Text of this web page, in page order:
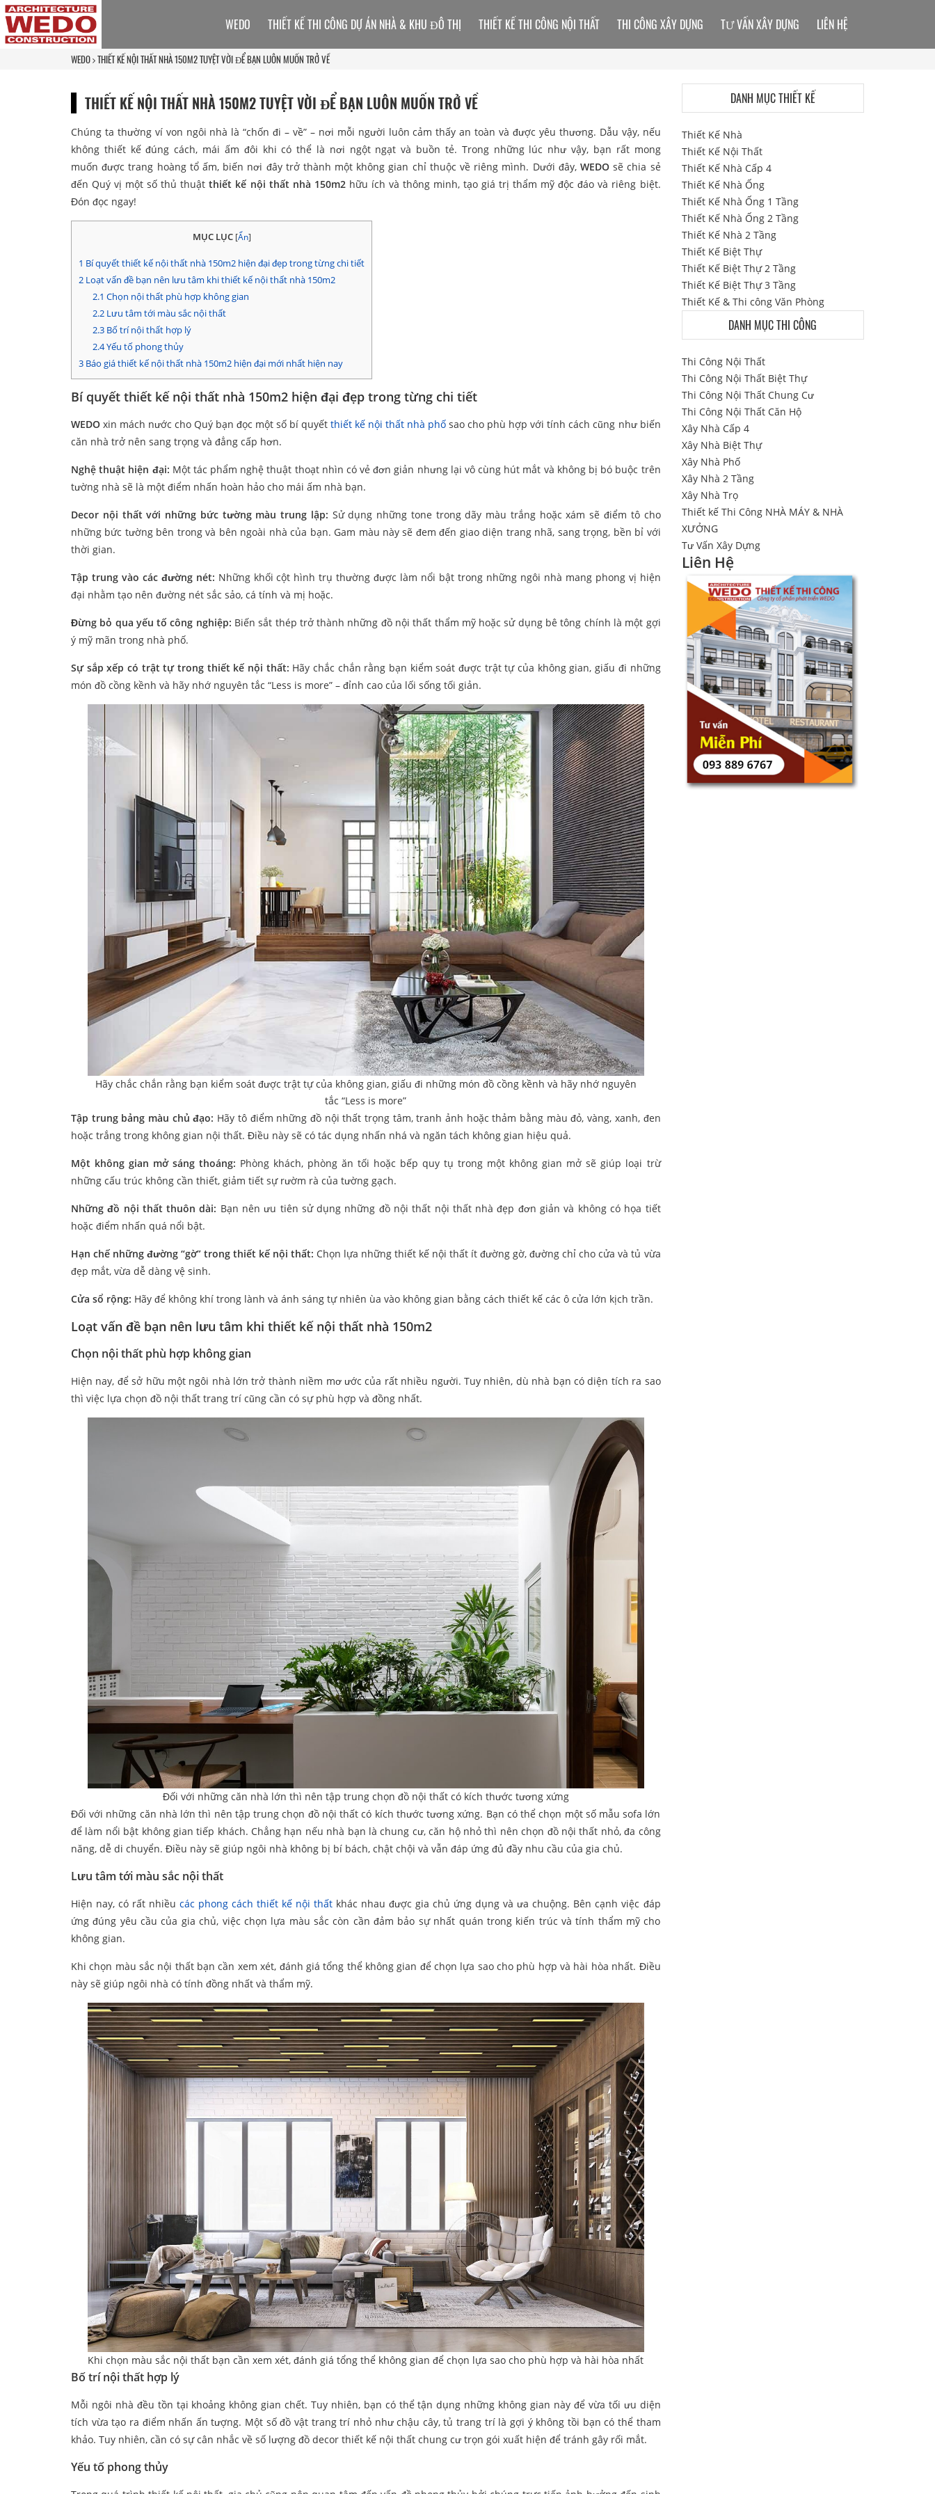
WEDO THIẾT KẾ NỘI THẤT NHÀ 150M2 TUYỆT VỜI ĐỂ BẠN LUÔN MUỐN TRỞ VỀ
THIẾT KẾ NỘI THẤT NHÀ 150M2 TUYỆT VỜI ĐỂ BẠN LUÔN MUỐN TRỞ VỀ
Chúng ta thường ví von ngôi nhà là “chốn đi – về” – nơi mỗi người luôn cảm thấy an toàn và được yêu thương. Dẫu vậy, nếu
không thiết kế đúng cách, mái ấm đôi khi có thể là nơi ngột ngạt và buồn tẻ. Trong những lúc như vậy, bạn rất mong
muốn được trang hoàng tổ ấm, biến nơi đây trở thành một không gian chỉ thuộc về riêng mình. Dưới đây, WEDOsẽ chia sẻ
đến Quý vị một số thủ thuậtthiết kế nội thất nhà 150m2hữu ích và thông minh, tạo giá trị thẩm mỹ độc đáo và riêng biệt.
Đón đọc ngay!
MỤC LỤC [Ẩn]
1 Bí quyết thiết kế nội thất nhà 150m2 hiện đại đẹp trong từng chi tiết
2 Loạt vấn đề bạn nên lưu tâm khi thiết kế nội thất nhà 150m2
2.1 Chọn nội thất phù hợp không gian
2.2Lưu tâm tới màu sắc nội thất
2.3Bố trí nội thất hợp lý
2.4Yếu tố phong thủy
3 Báo giá thiết kế nội thất nhà 150m2 hiện đại mới nhất hiện nay
Bí quyết thiết kế nội thất nhà 150m2 hiện đại đẹp trong từng chi tiết
WEDOxin mách nước cho Quý bạn đọc một số bí quyếtthiết kế nội thất nhà phố sao cho phù hợp với tính cách cũng như biến
căn nhà trở nên sang trọng và đẳng cấp hơn.
Nghệ thuật hiện đại: Một tác phẩm nghệ thuật thoạt nhìn có vẻ đơn giản nhưng lại vô cùng hút mắt và không bị bó buộc trên
tường nhà sẽ là một điểm nhấn hoàn hảo cho mái ấm nhà bạn.
Decor nội thất với những bức tường màu trung lập: Sử dụng những tone trong dãy màu trắng hoặc xám sẽ điểm tô cho
những bức tường bên trong và bên ngoài nhà của bạn. Gam màu này sẽ đem đến giao diện trang nhã, sang trọng, bền bỉ với
thời gian.
Tập trung vào các đường nét: Những khối cột hình trụ thường được làm nổi bật trong những ngôi nhà mang phong vị hiện
đại nhằm tạo nên đường nét sắc sảo, cá tính và mị hoặc.
Đừng bỏ qua yếu tố công nghiệp: Biến sắt thép trở thành những đồ nội thất thẩm mỹ hoặc sử dụng bê tông chính là một gợi
ý mỹ mãn trong nhà phố.
Sự sắp xếp có trật tự trong thiết kế nội thất: Hãy chắc chắn rằng bạn kiểm soát được trật tự của không gian, giấu đi những
món đồ cồng kềnh và hãy nhớ nguyên tắc “Less is more” – đỉnh cao của lối sống tối giản.
Hãy chắc chắn rằng bạn kiểm soát được trật tự của không gian, giấu đi những món đồ cồng kềnh và hãy nhớ nguyên
tắc “Less is more”
Tập trung bảng màu chủ đạo: Hãy tô điểm những đồ nội thất trọng tâm, tranh ảnh hoặc thảm bằng màu đỏ, vàng, xanh, đen
hoặc trắng trong không gian nội thất. Điều này sẽ có tác dụng nhấn nhá và ngăn tách không gian hiệu quả.
Một không gian mở sáng thoáng: Phòng khách, phòng ăn tối hoặc bếp quy tụ trong một không gian mở sẽ giúp loại trừ
những cấu trúc không cần thiết, giảm tiết sự rườm rà của tường gạch.
Những đồ nội thất thuôn dài: Bạn nên ưu tiên sử dụng những đồ nội thất nội thất nhà đẹp đơn giản và không có họa tiết
hoặc điểm nhấn quá nổi bật.
Hạn chế những đường “gờ” trong thiết kế nội thất: Chọn lựa những thiết kế nội thất ít đường gờ, đường chỉ cho cửa và tủ vừa
đẹp mắt, vừa dễ dàng vệ sinh.
Cửa sổ rộng: Hãy để không khí trong lành và ánh sáng tự nhiên ùa vào không gian bằng cách thiết kế các ô cửa lớn kịch trần.
Loạt vấn đề bạn nên lưu tâm khi thiết kế nội thất nhà 150m2
Chọn nội thất phù hợp không gian
Hiện nay, để sở hữu một ngôi nhà lớn trở thành niềm mơ ước của rất nhiều người. Tuy nhiên, dù nhà bạn có diện tích ra sao
thì việc lựa chọn đồ nội thất trang trí cũng cần có sự phù hợp và đồng nhất.
Đối với những căn nhà lớn thì nên tập trung chọn đồ nội thất có kích thước tương xứng
Đối với những căn nhà lớn thì nên tập trung chọn đồ nội thất có kích thước tương xứng. Bạn có thể chọn một số mẫu sofa lớn
để làm nổi bật không gian tiếp khách. Chẳng hạn nếu nhà bạn là chung cư, căn hộ nhỏ thì nên chọn đồ nội thất nhỏ, đa công
năng, dễ di chuyển. Điều này sẽ giúp ngôi nhà không bị bí bách, chật chội và vẫn đáp ứng đủ đầy nhu cầu của gia chủ.
Lưu tâm tới màu sắc nội thất
Hiện nay, có rất nhiềucác phong cách thiết kế nội thất khác nhau được gia chủ ứng dụng và ưa chuộng. Bên cạnh việc đáp
ứng đúng yêu cầu của gia chủ, việc chọn lựa màu sắc còn cần đảm bảo sự nhất quán trong kiến trúc và tính thẩm mỹ cho
không gian.
Khi chọn màu sắc nội thất bạn cần xem xét, đánh giá tổng thể không gian để chọn lựa sao cho phù hợp và hài hòa nhất. Điều
này sẽ giúp ngôi nhà có tính đồng nhất và thẩm mỹ.
Khi chọn màu sắc nội thất bạn cần xem xét, đánh giá tổng thể không gian để chọn lựa sao cho phù hợp và hài hòa nhất
Bố trí nội thất hợp lý
Mỗi ngôi nhà đều tồn tại khoảng không gian chết. Tuy nhiên, bạn có thể tận dụng những không gian này để vừa tối ưu diện
tích vừa tạo ra điểm nhấn ấn tượng. Một số đồ vật trang trí nhỏ như chậu cây, tủ trang trí là gợi ý không tồi bạn có thể tham
khảo. Tuy nhiên, cần có sự cân nhắc về số lượng đồ decor thiết kế nội thất chung cư trọn gói xuất hiện để tránh gây rối mắt.
Yếu tố phong thủy
WEDO THIẾT KẾ THI CÔNG DỰ ÁN NHÀ & KHU ĐÔ THỊ THIẾT KẾ THI CÔNG NỘI THẤT THI CÔNG XÂY DỰNG TƯ VẤN XÂY DỰNG LIÊN HỆ
DANH MỤC THIẾT KẾ
Thiết Kế Nhà
Thiết Kế Nội Thất
Thiết Kế Nhà Cấp 4
Thiết Kế Nhà Ống
Thiết Kế Nhà Ống 1 Tầng
Thiết Kế Nhà Ống 2 Tầng
Thiết Kế Nhà 2 Tầng
Thiết Kế Biệt Thự
Thiết Kế Biệt Thự 2 Tầng
Thiết Kế Biệt Thự 3 Tầng
Thiết Kế & Thi công Văn Phòng
DANH MỤC THI CÔNG
Thi Công Nội Thất
Thi Công Nội Thất Biệt Thự
Thi Công Nội Thất Chung Cư
Thi Công Nội Thất Căn Hộ
Xây Nhà Cấp 4
Xây Nhà Biệt Thự
Xây Nhà Phố
Xây Nhà 2 Tầng
Xây Nhà Trọ
Thiết kế Thi Công NHÀ MÁY & NHÀ
XƯỞNG
Tư Vấn Xây Dựng
Liên Hệ